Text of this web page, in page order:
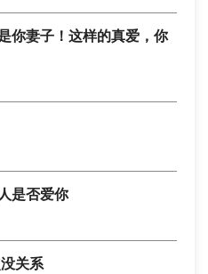
你妻子！这样的真爱，你
是否爱你
关系